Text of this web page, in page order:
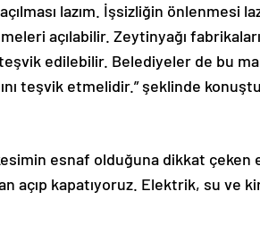
lazım. İşsizliğin önlenmesi
açılabilir. Zeytinyağı
teşvik edilebilir. Belediyeler de bu
teşvik etmelidir.” şeklinde
esnaf olduğuna dikkat çeken
açıp kapatıyoruz. Elektrik, su ve